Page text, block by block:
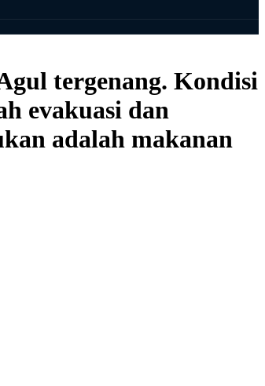
tergenang. Kondisi
evakuasi dan
adalah makanan